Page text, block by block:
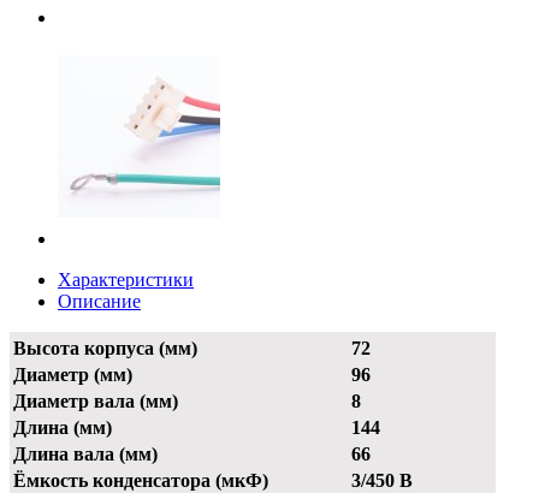
Характеристики
Описание
Высота корпуса (мм)
72
Диаметр (мм)
96
Диаметр вала (мм)
8
Длина (мм)
144
Длина вала (мм)
66
Ёмкость конденсатора (мкФ)
3/450 В